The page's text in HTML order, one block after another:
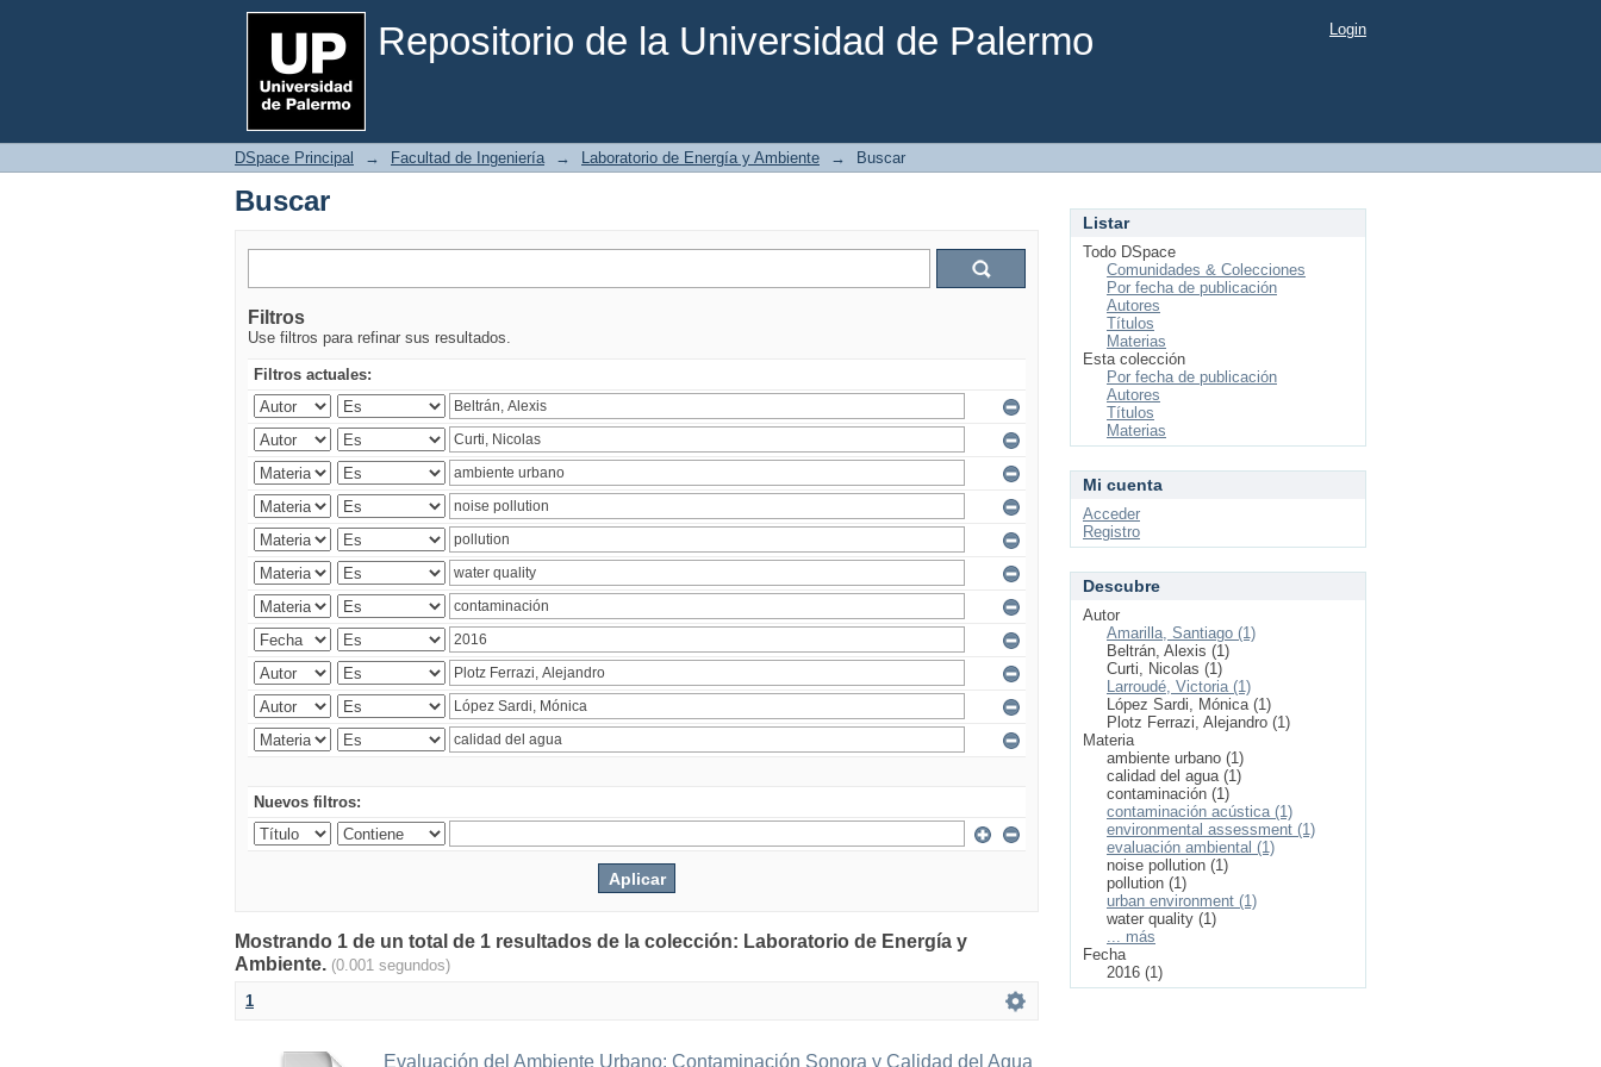
Repositorio de la Universidad de Palermo
Buscar Login
DSpace Principal → Facultad de Ingeniería → Laboratorio de Energía y Ambiente → Buscar
Buscar
Filtros
Use filtros para refinar sus resultados.
Filtros actuales:
Nuevos filtros:
Mostrando 1 de un total de 1 resultados de la colección: Laboratorio de Energía y
Ambiente. (0.001 segundos)
1
Evaluación del Ambiente Urbano: Contaminación Sonora y Calidad del Agua
Listar
Todo DSpace
Comunidades & Colecciones
Por fecha de publicación
Autores
Títulos
Materias
Esta colección
Por fecha de publicación
Autores
Títulos
Materias
Mi cuenta
Acceder
Registro
Descubre
Autor
Amarilla, Santiago (1)
Beltrán, Alexis (1)
Curti, Nicolas (1)
Larroudé, Victoria (1)
López Sardi, Mónica (1)
Plotz Ferrazi, Alejandro (1)
Materia
ambiente urbano (1)
calidad del agua (1)
contaminación (1)
contaminación acústica (1)
environmental assessment (1)
evaluación ambiental (1)
noise pollution (1)
pollution (1)
urban environment (1)
water quality (1)
... más
Fecha
2016 (1)